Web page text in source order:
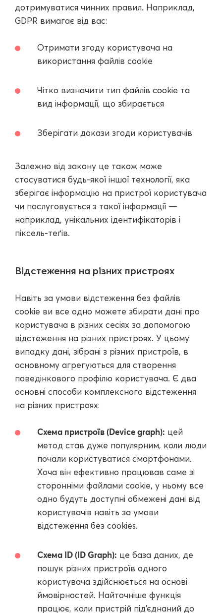
дотримуватися чинних правил. Наприклад,
GDPR вимагає від вас:
Отримати згоду користувача на
використання файлів cookie
Чітко визначити тип файлів cookie та
вид інформації, що збирається
Зберігати докази згоди користувачів
Залежно від закону це також може
стосуватися будь-якої іншої технології, яка
зберігає інформацію на пристрої користувача
чи послуговується з такої інформації —
наприклад, унікальних ідентифікаторів і
піксель-теґів.
Відстеження на різних пристроях
Навіть за умови відстеження без файлів
cookie ви все одно можете збирати дані про
користувача в різних сесіях за допомогою
відстеження на різних пристроях. У цьому
випадку дані, зібрані з різних пристроїв, в
основному агрегуються для створення
поведінкового профілю користувача. Є два
основні способи комплексного відстеження
на різних пристроях:
Схема пристроїв (Device graph): цей
метод став дуже популярним, коли люди
почали користуватися смартфонами.
Хоча він ефективно працював саме зі
сторонніми файлами cookie, у ньому все
одно будуть доступні обмежені дані від
користувачів навіть за умови
відстеження без cookies.
Схема ID (ID Graph): це база даних, де
пошук різних пристроїв одного
користувача здійснюється на основі
ймовірностей. Найточніше функція
працює, коли пристрій під'єднаний до